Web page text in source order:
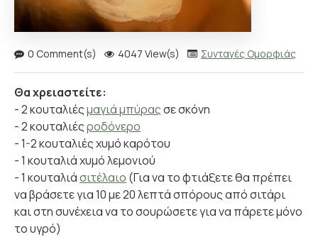
0 Comment(s) 4047 View(s) Συνταγές Ομορφιάς
Θα χρειαστείτε:
- 2 κουταλιέςμαγιά μπύραςσε σκόνη
- 2 κουταλιέςροδόνερο
- 1-2 κουταλιές χυμό καρότου
- 1 κουταλιά χυμό λεμονιού
- 1 κουταλιάσιτέλαιο (Για να το φτιάξετε θα πρέπει
να βράσετε για 10 με 20 λεπτά σπόρους από σιτάρι
και στη συνέχεια να το σουρώσετε για να πάρετε μόνο
το υγρό)